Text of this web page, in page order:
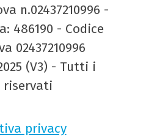
n.02437210996 -
486190 - Codice
02437210996
(V3) - Tutti i
privacy